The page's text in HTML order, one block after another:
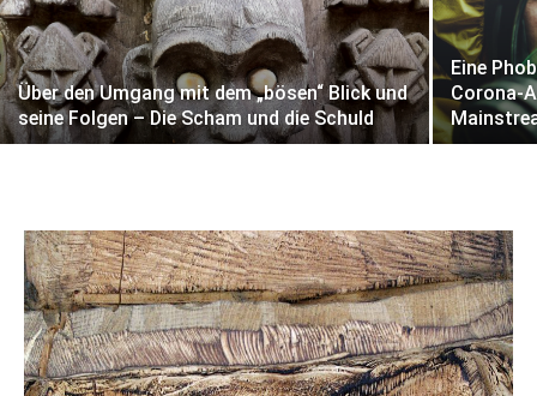
Über den Umgang mit dem „bösen“ Blick und
seine Folgen – Die Scham und die Schuld
Eine
Corona-